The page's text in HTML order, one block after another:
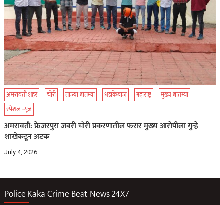
अमरावती शहर चोरी ताज्या बातम्या धडाकेबाज महाराष्ट्र
मुख्य बातम्या
स्पेशल न्यूज
अमरावती: फ्रेजरपुरा जबरी चोरी प्रकरणातील फरार मुख्य आरोपीला गुन्हे
शाखेकडून अटक
July 4, 2026
Police Kaka Crime Beat News 24X7